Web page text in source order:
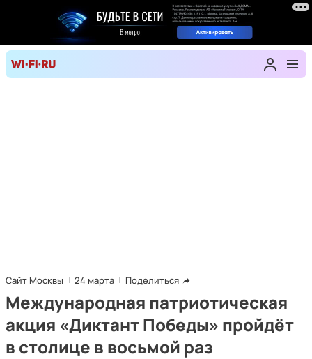
Сайт Москвы 24 марта Поделиться
Международная патриотическая
акция «Диктант Победы» пройдёт
в столице в восьмой раз